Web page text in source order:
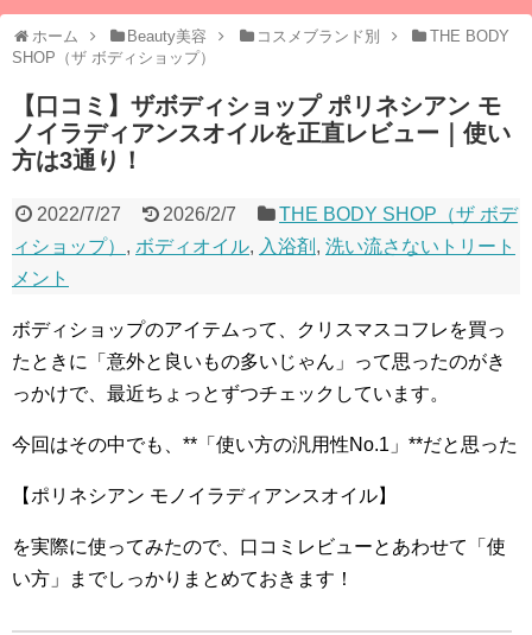
ホーム Beauty美容 コスメブランド別
THE BODY
SHOP（ザ ボディショップ）
【口コミ】ザボディショップ ポリネシアン モ
ノイラディアンスオイルを正直レビュー｜使い
方は3通り！
2022/7/27 2026/2/7
THE BODY SHOP（ザ ボデ
ィショップ） , ボディオイル, 入浴剤 , 洗い流さないトリート
メント
ボディショップのアイテムって、
クリスマスコフレを買っ
たときに「意外と良いもの多いじゃん」
って思ったのがき
っかけで、 最近ちょっとずつチェックしています。
今回はその中でも、**「使い方の汎用性No.1」**だと思った
【ポリネシアン モノイラディアンスオイル】
を実際に使ってみたので、口コミレビューとあわせて「使
い方」
までしっかりまとめておきます！